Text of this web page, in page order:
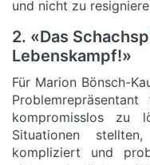
und nicht zu
2. «Das
Lebenskampf!»
Für Marion Bönsch-
kompromisslos
Situationen
kompliziert und